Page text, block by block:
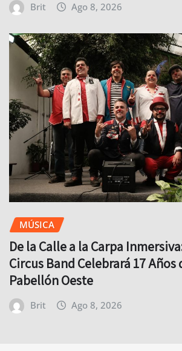
Brit Ago 8, 2026
MÚSICA
De la Calle a la Carpa
Circus Band Celebrará 17 Años
Pabellón Oeste
Brit Ago 8, 2026